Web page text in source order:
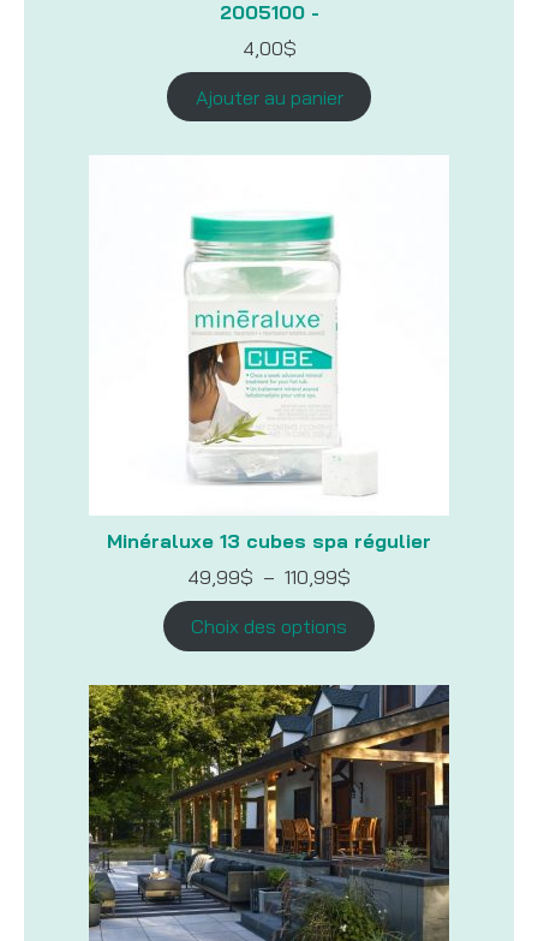
2005100 -
4,00$
Ajouter au panier
Minéraluxe 13 cubes spa régulier
49,99$ – 110,99$
de
prix :
49,99$
à
Choix des options